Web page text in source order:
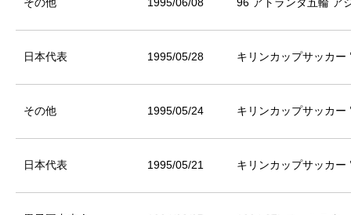
その他 1995/06/08 96 アトランタ五輪 ア
日本代表 1995/05/28 キリンカップサッカー
その他 1995/05/24 キリンカップサッカー
日本代表 1995/05/21 キリンカップサッカー